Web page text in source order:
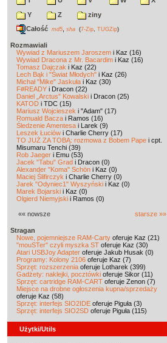
Y
Z
ziny
Całość md5 sha (7-Zip TUGZip)
Rozmawiali
Wywiad z Mariuszem Jaroszem i Kaz (16)
Wywiad Dracona z Mr. Bacardim i Kaz (16)
Tomasz Dajczak i Kaz (22)
Lech Bąk i "Świat Młodych" i Kaz (26)
Michał "Mike" Jaskuła i Kaz (30)
F#READY i Dracon (22)
Daniel „Arctus” Kowalski i Dracon (25)
KATOD i TDC (15)
Mariusz Wojcieszek i "Adam" (17)
Romuald Bacza i Ramos (16)
Śledzenie Amentesa i Larek (9)
Leszek Łuciów i Charlie Cherry (17)
TO JUŻ ZA TOBĄ: rozmowa z Bobem Pape i cpt.
Misumaru Tenchi (39)
Rob Jaeger i Emu (53)
Jacek "Tabu" Grad i Dracon (0)
Alexander "Koma" Schön i Kaz (0)
Maciej Ślifirczyk i Charlie Cherry (0)
Jarek "Odyniec1" Wyszyński i Kaz (0)
Marek Bojarski i Kaz (0)
Olgierd Niemyjski i Ramos (0)
«« nowsze starsze »»
Stragan
Nowe, pojemniejsze RAM-Carty oferuje Kaz (21)
"mouSTer" czyli myszka ST oferuje Kaz (30)
Atari USBJoy Adapter oferuje Jakub Husak (0)
Programy: Kolony 2106 oferuje Kaz (7)
Sprzęt: rozszerzenia oferuje Lotharek (399)
Gadżety: naklejki, pocztówki oferuje Sikor (11)
Sprzęt: cartridge RAM-CART oferuje Zenon (7)
Miejsce na drobne ogłoszenia kupna/sprzedaży
oferuje Kaz (58)
Sprzęt: interfejs SIO2IDE oferuje Piguła (3)
Sprzęt: interfejs SIO2SD oferuje Piguła (115)
Użytki/Utils